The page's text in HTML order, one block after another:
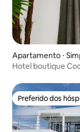
Apartamento ⋅
Hotel boutique
Preferido dos
Preferido dos